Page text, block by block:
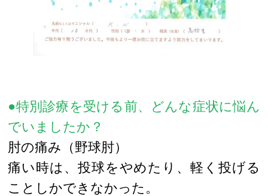
●特別診療を受ける前、どんな症状に悩ん
でいましたか？
肘の痛み（野球肘）
痛い時は、投球をやめたり、軽く投げる
ことしかできなかった。